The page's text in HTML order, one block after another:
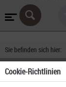
Sie befinden sich hier:
Cookie-Richtlinien